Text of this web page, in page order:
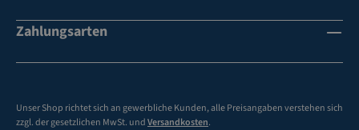
Zahlungsarten
Unser Shop richtet sich an gewerbliche Kunden, alle Preisangaben verstehen sich
zzgl. der gesetzlichen MwSt. undVersandkosten.